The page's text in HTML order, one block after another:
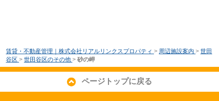
賃貸・不動産管理｜株式会社リアルリンクスプロパティ > 周辺施設案内 > 世田
谷区 > 世田谷区のその他 > 砂の岬
ページトップに戻る